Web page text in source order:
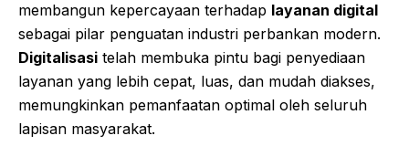
membangun kepercayaan terhadap layanan digital
sebagai pilar penguatan industri perbankan modern.
Digitalisasi telah membuka pintu bagi penyediaan
layanan yang lebih cepat, luas, dan mudah diakses,
memungkinkan pemanfaatan optimal oleh seluruh
lapisan masyarakat.